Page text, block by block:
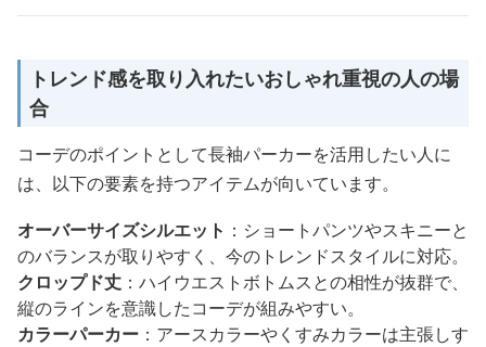
トレンド感を取り入れたいおしゃれ重視の人の場
合
コーデのポイントとして長袖パーカーを活用したい人に
は、以下の要素を持つアイテムが向いています。
オーバーサイズシルエット ：ショートパンツやスキニーと
のバランスが取りやすく、今のトレンドスタイルに対応。
クロップド丈 ：ハイウエストボトムスとの相性が抜群で、
縦のラインを意識したコーデが組みやすい。
カラーパーカー ：アースカラーやくすみカラーは主張しす